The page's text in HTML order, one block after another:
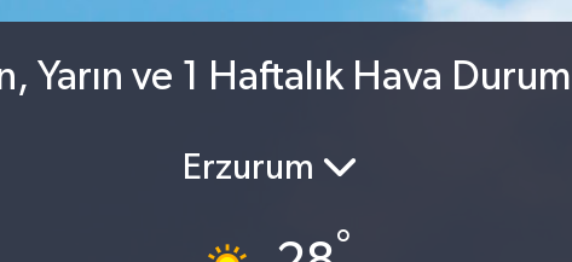
Yarın ve 1 Haftalık Hava
Erzurum
°